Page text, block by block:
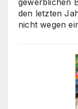
den letzten
nicht wegen